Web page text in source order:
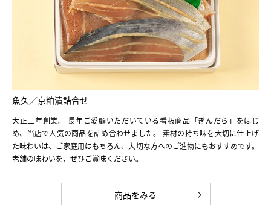
魚久／京粕漬詰合せ
大正三年創業。 長年ご愛顧いただいている看板商品「ぎんだら」をはじ
め、当店で人気の商品を詰め合わせました。 素材の持ち味を大切に仕上げ
た味わいは、ご家庭用はもちろん、大切な方へのご進物にもおすすめです。
老舗の味わいを、ぜひご賞味ください。
商品をみる